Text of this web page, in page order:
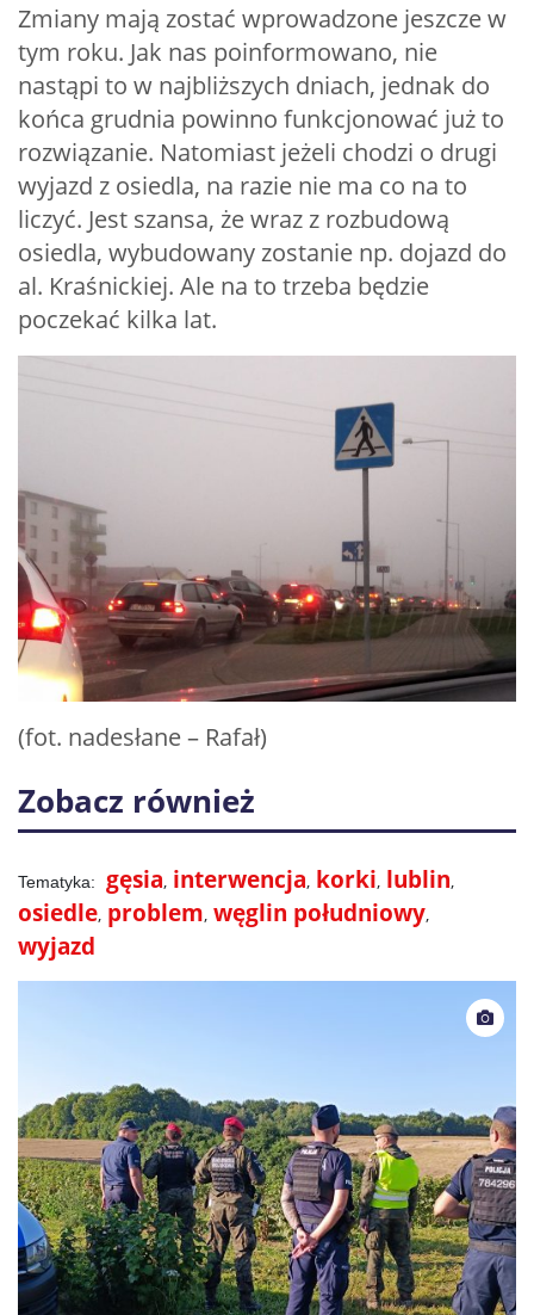
Zmiany mają zostać wprowadzone jeszcze w
tym roku. Jak nas poinformowano, nie
nastąpi to w najbliższych dniach, jednak do
końca grudnia powinno funkcjonować już to
rozwiązanie. Natomiast jeżeli chodzi o drugi
wyjazd z osiedla, na razie nie ma co na to
liczyć. Jest szansa, że wraz z rozbudową
osiedla, wybudowany zostanie np. dojazd do
al. Kraśnickiej. Ale na to trzeba będzie
poczekać kilka lat.
(fot. nadesłane – Rafał)
Zobacz również
gęsia interwencja korki lublin
osiedle problem węglin południowy
wyjazd